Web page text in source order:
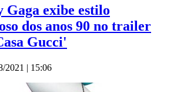
Gaga exibe estilo
dos anos 90 no trailer
Gucci'
2021 | 15:06